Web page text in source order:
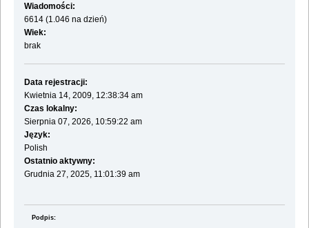
Wiadomości:
6614 (1.046 na dzień)
Wiek:
brak
Data rejestracji:
Kwietnia 14, 2009, 12:38:34 am
Czas lokalny:
Sierpnia 07, 2026, 10:59:22 am
Język:
Polish
Ostatnio aktywny:
Grudnia 27, 2025, 11:01:39 am
Podpis: